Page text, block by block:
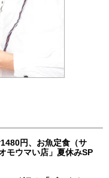
円、お魚定食（サ
ウマい店」夏休みSP